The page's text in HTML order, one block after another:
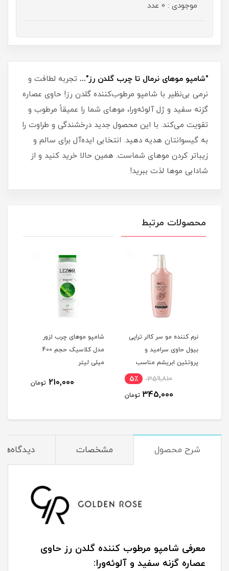
موجودی : 0 عدد
"شامپو موهای نرمال تا چرب گلدن رز"... تجربه لطافت و
نرمی بی‌نظیر با شامپو مرطوب‌کننده گلدن رز! حاوی عصاره
گزنه سفید و ژل آلوئه‌ورا، موهای شما را عمیقاً مرطوب و
تقویت می‌کند. با این محصول جدید درخشندگی و طراوت را
به گیسوانتان هدیه دهید. انتخابی ایده‌آل برای سالم و
زیباتر کردن موهای شماست. همین حالا خرید کنید و از
شادابی موها لذت ببرید!
محصولات مرتبط
نرم کننده مو سر کالر تراپی
بیول حاوی سرامید و
پروتئین ابریشم مناسب
موهای رنگ و دکلره شده
359,810 5٪
345,000 تومان
شامپو موهای چرب لزور
مدل کلاسیک حجم 400
میلی لیتر
210,000 تومان
شرح محصول مشخصات دیدگاه‌ها
معرفی شامپو مرطوب کننده گلدن رز حاوی
عصاره گزنه سفید و آلوئه‌ورا: